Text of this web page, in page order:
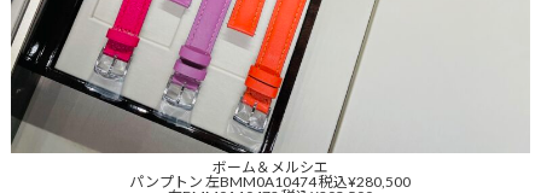
ボーム＆メルシエ
パンプトン 左BMM0A10474 税込¥280,500